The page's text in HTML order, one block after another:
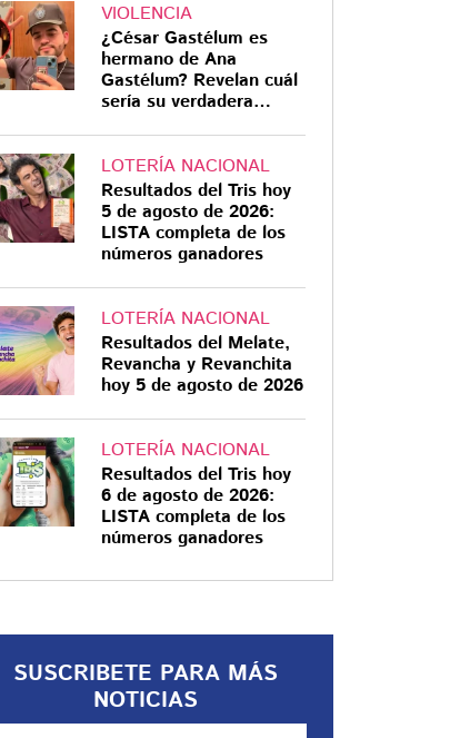
VIOLENCIA
¿César Gastélum es
hermano de Ana
Gastélum? Revelan cuál
sería su verdadera
LOTERÍA NACIONAL
Resultados del Tris hoy
5 de agosto de 2026:
LISTA completa de los
números ganadores
LOTERÍA NACIONAL
Resultados del Melate,
Revancha y Revanchita
hoy 5 de agosto de 2026
LOTERÍA NACIONAL
Resultados del Tris hoy
6 de agosto de 2026:
LISTA completa de los
números ganadores
SUSCRIBETE PARA MÁS
NOTICIAS